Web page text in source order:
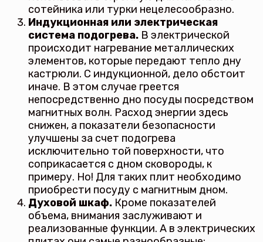
сотейника или турки нецелесообразно.
Индукционная или электрическая
система подогрева. В электрической
происходит нагревание металлических
элементов, которые передают тепло дну
кастрюли. С индукционной, дело обстоит
иначе. В этом случае греется
непосредственно дно посуды посредством
магнитных волн. Расход энергии здесь
снижен, а показатели безопасности
улучшены за счет подогрева
исключительно той поверхности, что
соприкасается с дном сковороды, к
примеру. Но! Для таких плит необходимо
приобрести посуду с магнитным дном.
Духовой шкаф. Кроме показателей
объема, внимания заслуживают и
реализованные функции. А в электрических